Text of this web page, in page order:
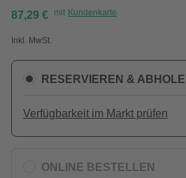
87,29 € mit Kundenkarte
Inkl. MwSt.
RESERVIEREN &
Verfügbarkeit im Markt prüfen
ONLINE BESTELLEN